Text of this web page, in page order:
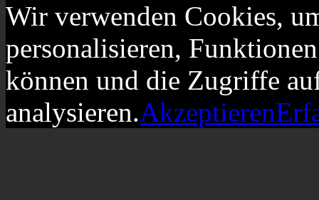
Wir verwenden Cookies,
personalisieren,
können und die Zugriffe
analysieren.Akzeptieren